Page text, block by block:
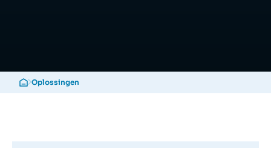
Oplossingen